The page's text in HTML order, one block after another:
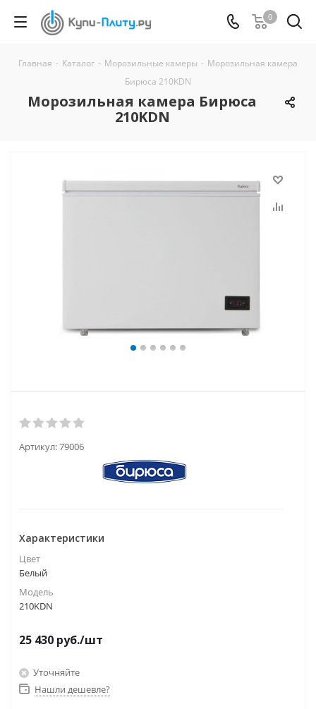
0
Главная - Каталог - Морозильные камеры - Морозильная камера
Бирюса 210KDN
Морозильная камера Бирюса
210KDN
Артикул:79006
Характеристики
Цвет
Белый
Модель
210KDN
25 430 руб./шт
Уточняйте
Нашли дешевле?